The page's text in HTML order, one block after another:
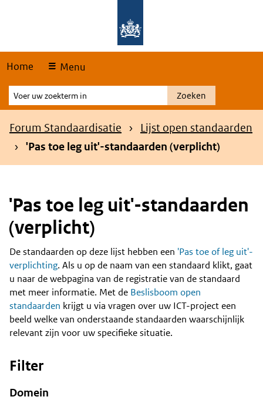
Home Menu
Voer
uw
zoekterm
Zoeken
Kruimelpad
Forum Standaardisatie
Lijst open standaarden
'Pas toe leg uit'-standaarden (verplicht)
'Pas toe leg uit'-standaarden
(verplicht)
Content
De standaarden op deze lijst hebben een 'Pas toe of leg uit'-
verplichting. Als u op de naam van een standaard klikt, gaat
u naar de webpagina van de registratie van de standaard
met meer informatie. Met de Beslisboom open
standaarden krijgt u via vragen over uw ICT-project een
beeld welke van onderstaande standaarden waarschijnlijk
relevant zijn voor uw specifieke situatie.
Filter
Domein